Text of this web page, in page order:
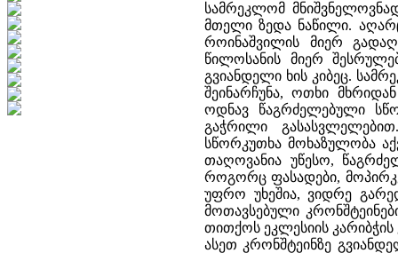
სამრეკლომ
მთელი ზედა ნაწილი.
როინაშვილის მიერ
წილოსანის მიერ
გვიანდელი ხის კიბეც.
შეინარჩუნა, ოთხი
ოდნავ წაგრძელებული
გაჭრილი
სწორკუთხა მოხაზულობა
თაღოვანია უწესო,
როგორც ფასადები,
უფრო უხეშია, ვიდრე
მოთავსებული
თითქოს ეკლესიის
ასეთ კრონშტეინზე